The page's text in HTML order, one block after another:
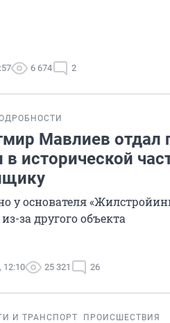
6 674 2
Мавлиев отдал
в исторической
у основателя
за другого объекта
12:10 25 321 26
И ТРАНСПОРТ ПРОИСШЕСТВИЯ